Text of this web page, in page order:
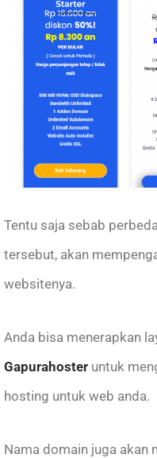
Tentu saja sebab
tersebut, akan
websitenya.
Anda bisa menerapkan
Gapurahoster untuk
hosting untuk web anda.
Nama domain juga akan